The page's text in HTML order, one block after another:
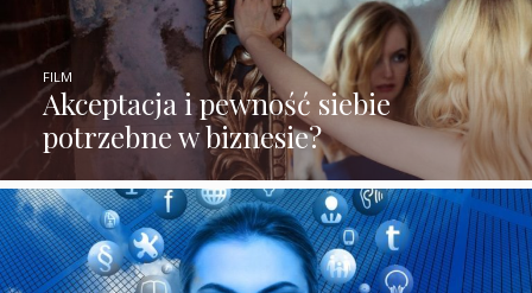
Akceptacja i pewność siebie
potrzebne w biznesie?
FILM